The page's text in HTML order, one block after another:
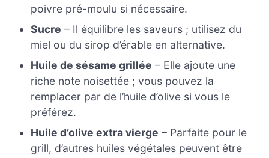
poivre pré-moulu si nécessaire.
Sucre – Il équilibre les saveurs ; utilisez du
miel ou du sirop d’érable en alternative.
Huile de sésame grillée – Elle ajoute une
riche note noisettée ; vous pouvez la
remplacer par de l’huile d’olive si vous le
préférez.
Huile d’olive extra vierge – Parfaite pour le
grill, d’autres huiles végétales peuvent être